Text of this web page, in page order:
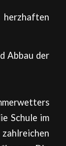
Abbau der
Schule im